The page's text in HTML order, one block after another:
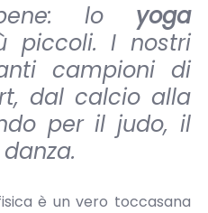
lo yoga
piccoli. I nostri
campioni di
dal calcio alla
per il judo, il
è un vero toccasana